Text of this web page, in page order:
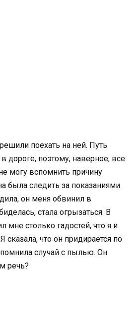
поехать на ней. Путь
дороге, поэтому, наверное, все
могу вспомнить причину
была следить за показаниями
он меня обвинил в
стала огрызаться. В
мне столько гадостей, что я и
сказала, что он придирается по
случай с пылью. Он
речь?